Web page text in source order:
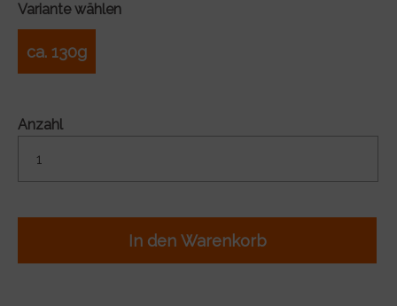
Variante wählen
ca. 130g
Anzahl
In den Warenkorb